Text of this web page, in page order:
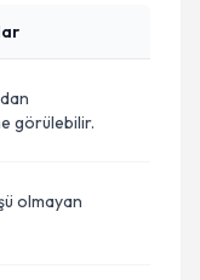
görülebilir.
olmayan